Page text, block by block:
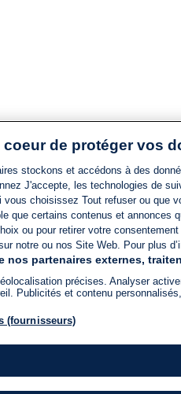
de protéger vos
stockons et accédons à des
J'accepte, les technologies de
vous choisissez Tout refuser ou
que certains contenus et annonces
ou pour retirer votre
notre ou nos Site Web. Pour plus
nos partenaires externes,
précises. Analyser
Publicités et contenu
(fournisseurs)